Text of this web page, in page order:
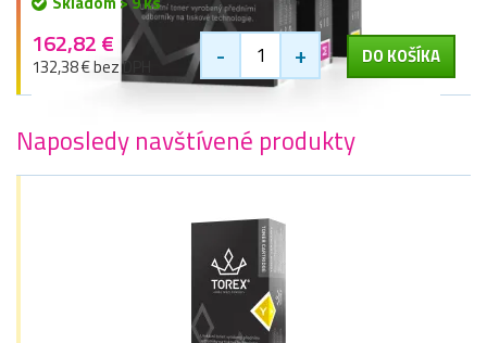
162,82 €
132,38 € bez DPH - + DO KOŠÍKA
Naposledy navštívené produkty